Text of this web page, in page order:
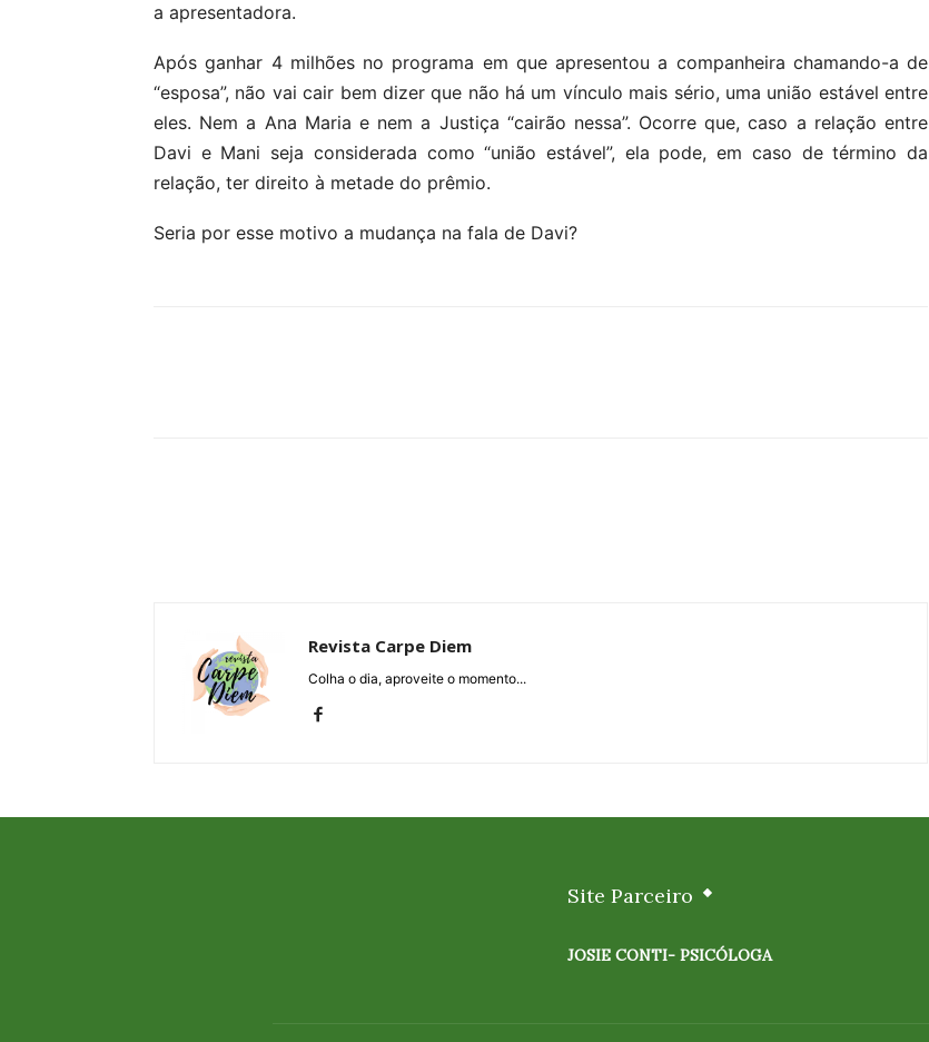
a apresentadora.
Após ganhar 4 milhões no programa em que apresentou a companheira chamando-a de
“esposa”, não vai cair bem dizer que não há um vínculo mais sério, uma união estável entre
eles. Nem a Ana Maria e nem a Justiça “cairão nessa”. Ocorre que, caso a relação entre
Davi e Mani seja considerada como “união estável”, ela pode, em caso de término da
relação, ter direito à metade do prêmio.
Seria por esse motivo a mudança na fala de Davi?
Revista Carpe Diem
Colha o dia, aproveite o momento...
Site Parceiro
JOSIE CONTI- PSICÓLOGA